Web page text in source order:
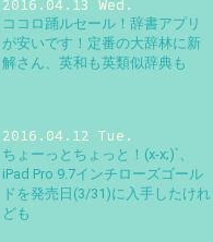
2016.04.13 Wed.
ココロ踊ルセール！辞書アプリ
が安いです！定番の大辞林に新
解さん、英和も英類似辞典も
2016.04.12 Tue.
ちょーっとちょっと！(x-x;)`、
iPad Pro 9.7インチローズゴール
ドを発売日(3/31)に入手したけれ
ども